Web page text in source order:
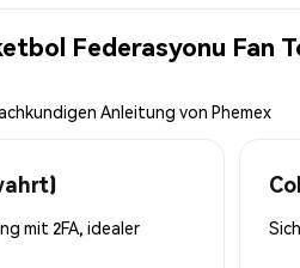
Federasyonu Fan
Anleitung von Phemex
mit 2FA, idealer